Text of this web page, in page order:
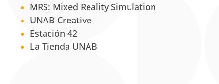
MRS: Mixed Reality Simulation
UNAB Creative
Estación 42
La Tienda UNAB